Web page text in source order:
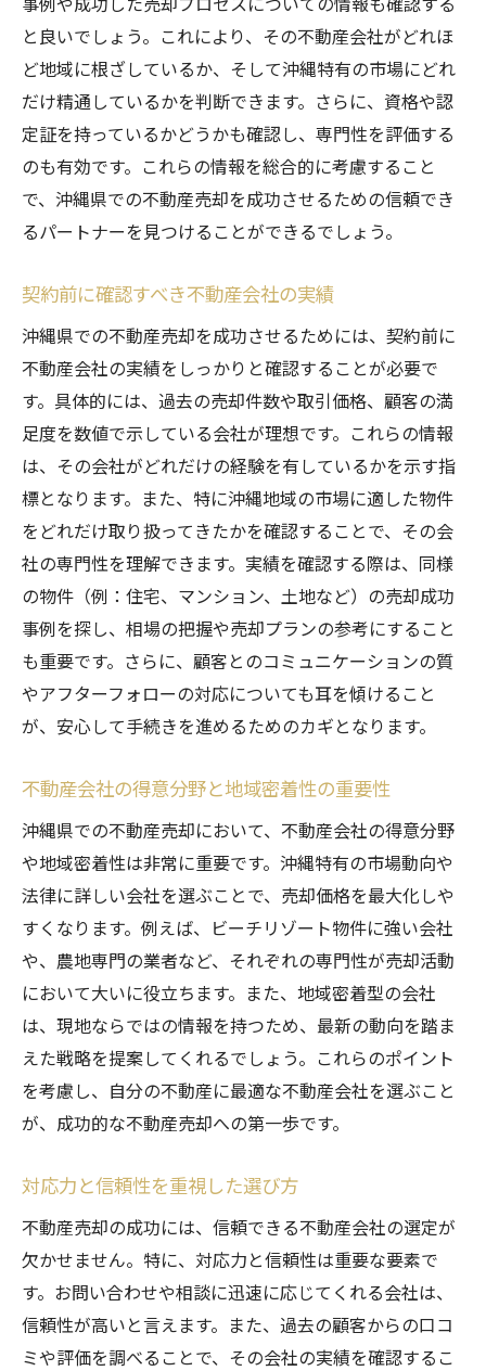
と良いでしょう。これにより、その不動産会社がどれほ
ど地域に根ざしているか、そして沖縄特有の市場にどれ
だけ精通しているかを判断できます。さらに、資格や認
定証を持っているかどうかも確認し、専門性を評価する
のも有効です。これらの情報を総合的に考慮すること
で、沖縄県での不動産売却を成功させるための信頼でき
るパートナーを見つけることができるでしょう。
契約前に確認すべき不動産会社の実績
沖縄県での不動産売却を成功させるためには、契約前に
不動産会社の実績をしっかりと確認することが必要で
す。具体的には、過去の売却件数や取引価格、顧客の満
足度を数値で示している会社が理想です。これらの情報
は、その会社がどれだけの経験を有しているかを示す指
標となります。また、特に沖縄地域の市場に適した物件
をどれだけ取り扱ってきたかを確認することで、その会
社の専門性を理解できます。実績を確認する際は、同様
の物件（例：住宅、マンション、土地など）の売却成功
事例を探し、相場の把握や売却プランの参考にすること
も重要です。さらに、顧客とのコミュニケーションの質
やアフターフォローの対応についても耳を傾けること
が、安心して手続きを進めるためのカギとなります。
不動産会社の得意分野と地域密着性の重要性
沖縄県での不動産売却において、不動産会社の得意分野
や地域密着性は非常に重要です。沖縄特有の市場動向や
法律に詳しい会社を選ぶことで、売却価格を最大化しや
すくなります。例えば、ビーチリゾート物件に強い会社
や、農地専門の業者など、それぞれの専門性が売却活動
において大いに役立ちます。また、地域密着型の会社
は、現地ならではの情報を持つため、最新の動向を踏ま
えた戦略を提案してくれるでしょう。これらのポイント
を考慮し、自分の不動産に最適な不動産会社を選ぶこと
が、成功的な不動産売却への第一歩です。
対応力と信頼性を重視した選び方
不動産売却の成功には、信頼できる不動産会社の選定が
欠かせません。特に、対応力と信頼性は重要な要素で
す。お問い合わせや相談に迅速に応じてくれる会社は、
信頼性が高いと言えます。また、過去の顧客からの口コ
ミや評価を調べることで、その会社の実績を確認するこ